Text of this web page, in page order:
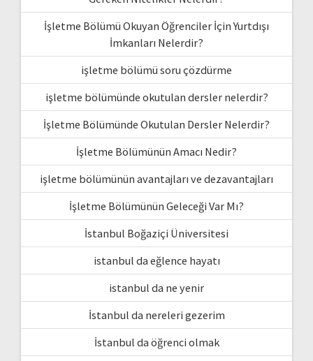
İşletme Bölümü Okuyan Öğrenciler İçin Yurtdışı
İmkanları Nelerdir?
işletme bölümü soru çözdürme
işletme bölümünde okutulan dersler nelerdir?
İşletme Bölümünde Okutulan Dersler Nelerdir?
İşletme Bölümünün Amacı Nedir?
işletme bölümünün avantajları ve dezavantajları
İşletme Bölümünün Geleceği Var Mı?
İstanbul Boğaziçi Üniversitesi
istanbul da eğlence hayatı
istanbul da ne yenir
İstanbul da nereleri gezerim
İstanbul da öğrenci olmak